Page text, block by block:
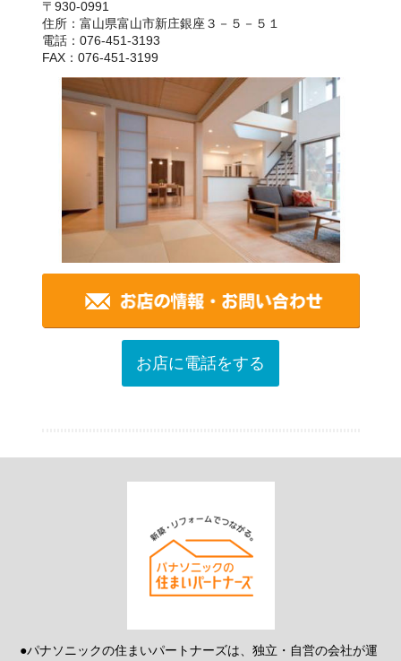
〒930-0991
住所：富山県富山市新庄銀座３－５－５１
電話：076-451-3193
FAX：076-451-3199
お店に電話をする
●パナソニックの住まいパートナーズは、独立・自営の会社が運